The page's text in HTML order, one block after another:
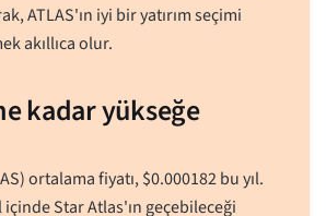
ATLAS'ın iyi bir yatırım seçimi
akıllıca olur.
kadar yükseğe
ortalama fiyatı,$0.000182bu yıl.
Star Atlas'ın geçebileceği